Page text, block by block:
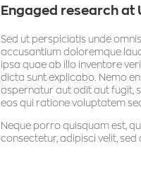
Engaged research at
Sed ut perspiciatis unde
accusantium doloremque
ipsa quae ab illo inventore
dicta sunt explicabo. Nemo
aspernatur aut odit aut fugit,
eos qui ratione voluptatem
Neque porro quisquam est,
consectetur, adipisci velit,